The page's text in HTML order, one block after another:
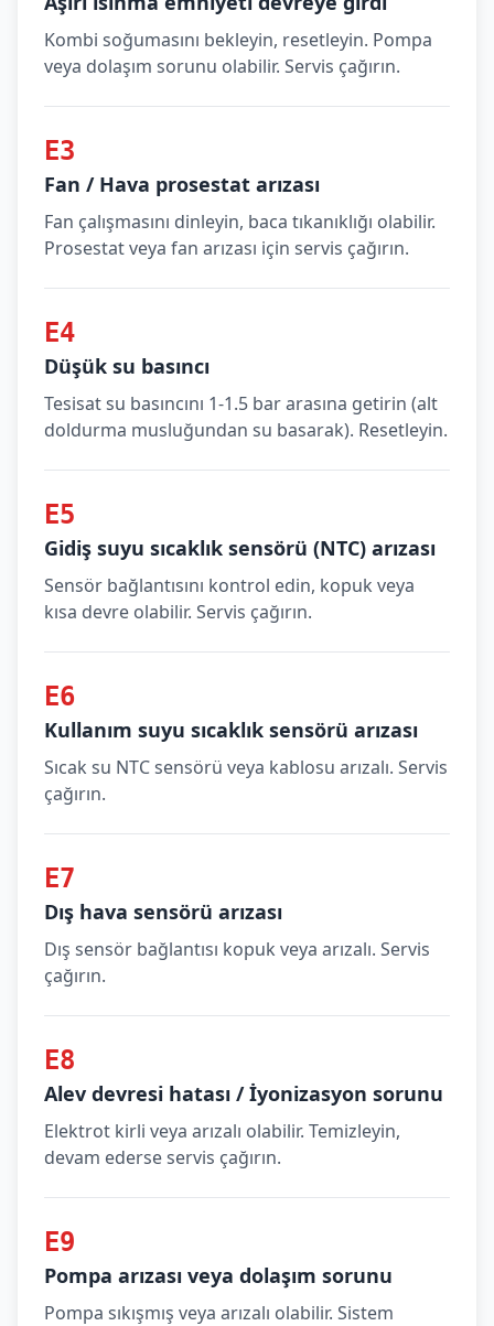
Kombi soğumasını bekleyin, resetleyin. Pompa
veya dolaşım sorunu olabilir. Servis çağırın.
E3
Fan / Hava prosestat arızası
Fan çalışmasını dinleyin, baca tıkanıklığı olabilir.
Prosestat veya fan arızası için servis çağırın.
E4
Düşük su basıncı
Tesisat su basıncını 1-1.5 bar arasına getirin (alt
doldurma musluğundan su basarak). Resetleyin.
E5
Gidiş suyu sıcaklık sensörü (NTC) arızası
Sensör bağlantısını kontrol edin, kopuk veya
kısa devre olabilir. Servis çağırın.
E6
Kullanım suyu sıcaklık sensörü arızası
Sıcak su NTC sensörü veya kablosu arızalı. Servis
çağırın.
E7
Dış hava sensörü arızası
Dış sensör bağlantısı kopuk veya arızalı. Servis
çağırın.
E8
Alev devresi hatası / İyonizasyon sorunu
Elektrot kirli veya arızalı olabilir. Temizleyin,
devam ederse servis çağırın.
E9
Pompa arızası veya dolaşım sorunu
Pompa sıkışmış veya arızalı olabilir. Sistem